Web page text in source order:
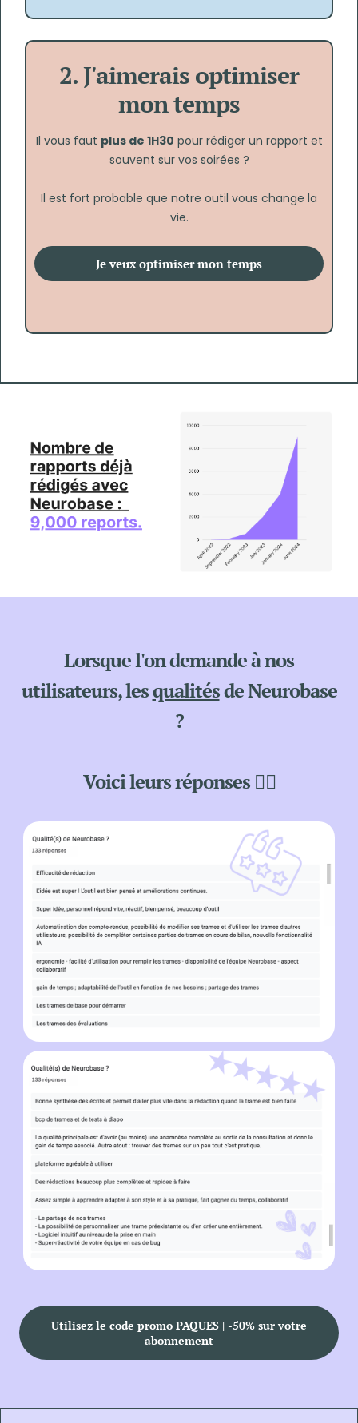
2. J'aimerais optimiser
mon temps
Il vous faut plus de 1H30 pour rédiger un rapport et
souvent sur vos soirées ?
Il est fort probable que notre outil vous change la
vie.
Je veux optimiser mon temps
Lorsque l'on demande à nos
utilisateurs, lesqualitésde Neurobase
?
Voici leurs réponses 👇🏼
Utilisez le code promo PAQUES | -50% sur votre
abonnement